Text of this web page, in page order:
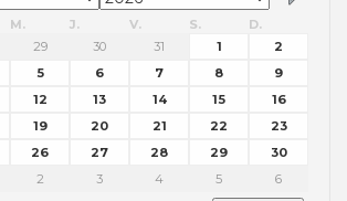
M. J. V. S.
D.
29 30 31 1
2
5 6 7 8
9
12 13 14 15
16
19 20 21 22
23
26 27 28 29
30
2 3 4 5 6